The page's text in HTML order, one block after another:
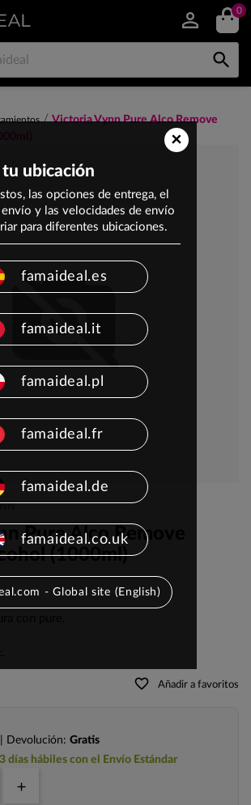
0

Victoria Vynn Pure Alco Remove
Pure Alco Remove
(1000ml)
con pure.
favorite_border Añadir a favoritos
| Devolución: Gratis
días hábiles con el Envío Estándar
×
tu ubicación
las opciones de entrega, el
y las velocidades de envío
para diferentes ubicaciones.
famaideal.es
famaideal.it
famaideal.pl
famaideal.fr
famaideal.de
famaideal.co.uk
- Global site (English)